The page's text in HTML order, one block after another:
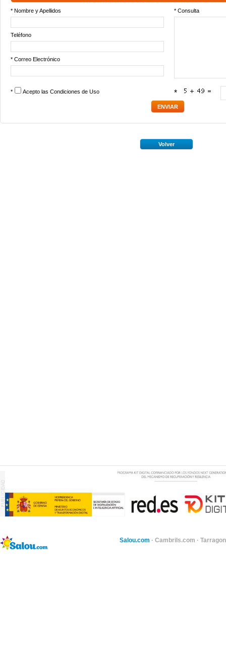
* Nombre y Apellidos * Consulta
Teléfono
* Correo Electrónico
* Acepto las Condiciones de Uso *
Volver
Salou.com · Cambrils.com ·